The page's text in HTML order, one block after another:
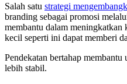
Salah satu strategi
branding sebagai promosi
membantu dalam meningkatkan
kecil seperti ini dapat memberi
Pendekatan bertahap membantu
lebih stabil.